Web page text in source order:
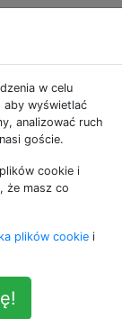
wydruku
z każdym
w celu
aby wyświetlać
analizować ruch
goście.
cookie i
że masz co
plików cookie i